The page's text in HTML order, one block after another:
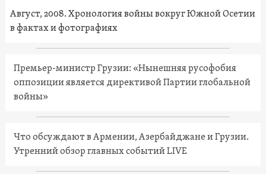
Август, 2008. Хронология войны вокруг Южной Осетии
в фактах и фотографиях
Премьер-министр Грузии: «Нынешняя русофобия
оппозиции является директивой Партии глобальной
войны»
Что обсуждают в Армении, Азербайджане и Грузии.
Утренний обзор главных событий LIVE